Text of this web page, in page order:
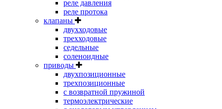
реле давления
реле протока
клапаны
двухходовые
трехходовые
седельные
соленоидные
приводы
двухпозиционные
трехпозиционные
с возвратной пружиной
термоэлектрические